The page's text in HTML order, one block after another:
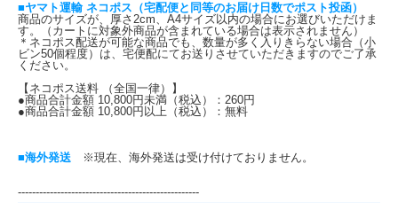
■ヤマト運輸 ネコポス（宅配便と同等のお届け日数でポスト投函）
商品のサイズが、厚さ2cm、A4サイズ以内の場合にお選びいただけま
す。（カートに対象外商品が含まれている場合は表示されません）
＊ネコポス配送が可能な商品でも、数量が多く入りきらない場合（小
ビン50個程度）は、宅便配にてお送りさせていただきますのでご了承
ください。
【ネコポス送料 （全国一律）】
●商品合計金額 10,800円未満（税込）：260円
●商品合計金額 10,800円以上（税込）：無料
■海外発送 ※現在、海外発送は受け付けておりません。
---------------------------------------------------